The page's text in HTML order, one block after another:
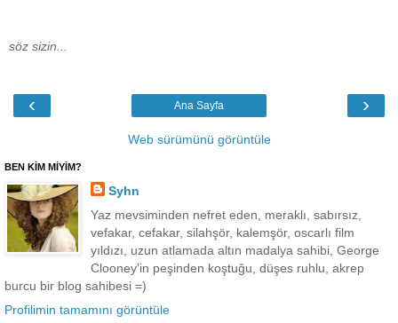
söz sizin...
‹ ›
Ana Sayfa
Web sürümünü görüntüle
BEN KİM MİYİM?
Syhn
Yaz mevsiminden nefret eden, meraklı, sabırsız,
vefakar, cefakar, silahşör, kalemşör, oscarlı film
yıldızı, uzun atlamada altın madalya sahibi, George
Clooney'in peşinden koştuğu, düşes ruhlu, akrep
burcu bir blog sahibesi =)
Profilimin tamamını görüntüle